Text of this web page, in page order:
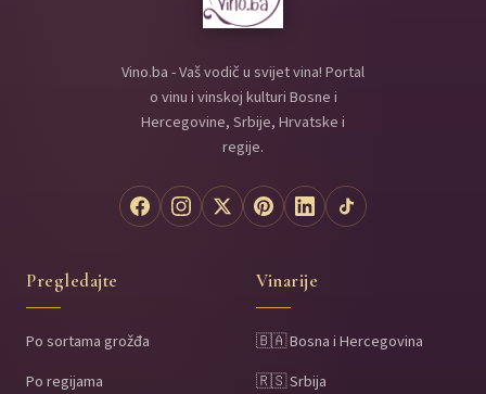
Vino.ba - Vaš vodič u svijet vina! Portal
o vinu i vinskoj kulturi Bosne i
Hercegovine, Srbije, Hrvatske i
regije.
Pregledajte
Po sortama grožđa
Po regijama
Vinarije
🇧🇦 Bosna i Hercegovina
🇷🇸 Srbija